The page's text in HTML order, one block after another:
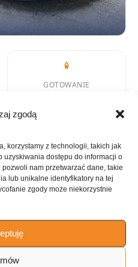
zgodą
korzystamy z technologii, takich jak
uzyskiwania dostępu do informacji o
nam przetwarzać dane, takie
lub unikalne identyfikatory na tej
zgody może niekorzystnie
GOTOWANIE
KATEGORIA
Jagnięcina